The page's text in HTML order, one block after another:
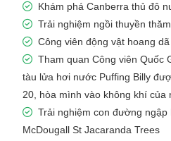
Khám phá Canberra thủ đô
Trải nghiệm ngồi thuyền
Công viên động vật hoang
Tham quan Công viên Quốc
tàu lửa hơi nước Puffing Billy
20, hòa mình vào không khí của
Trải nghiệm con đường
McDougall St Jacaranda Trees